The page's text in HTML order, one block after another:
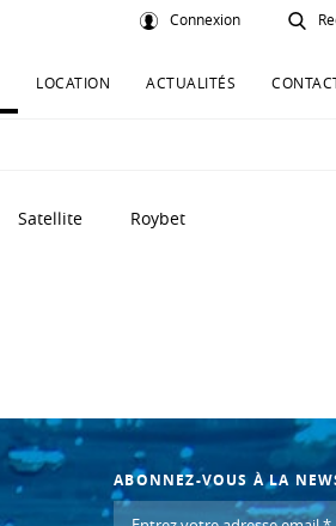
Connexion
LOCATION ACTUALITÉS
Satellite Roybet
ABONNEZ-VOUS À LA